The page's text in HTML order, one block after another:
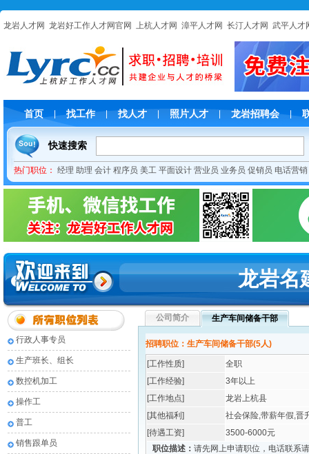
龙岩人才网 龙岩好工作人才网官网 上杭人才网 漳平人才网 长汀人才网 武平人才
首页 找工作 | 找人才 照片人才 龙岩招聘会 |
快速搜索
热门职位： 经理 助理 会计 程序员 美工 平面设计 营业员 业务员 促销员 电话营销
龙岩名
行政人事专员
生产班长、组长
数控机加工
操作工
普工
销售跟单员
公司简介 生产车间储备干部
招聘职位：生产车间储备干部(5人)
[工作性质]
全职
[工作经验]
3年以上
[工作地点]
龙岩上杭县
[其他福利]
社会保险,带薪年假,晋
[待遇工资]
3500-6000元
职位描述： 请先网上申请职位，电话联系